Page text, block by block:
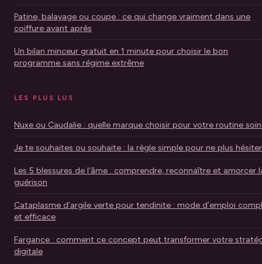
Patine, balayage ou coupe : ce qui change vraiment dans une
coiffure avant après
Un bilan minceur gratuit en 1 minute pour choisir le bon
programme sans régime extrême
LES PLUS LUS
Nuxe ou Caudalie : quelle marque choisir pour votre routine
Je te souhaites ou souhaite : la règle simple pour ne plus hésiter
Les 5 blessures de l'âme : comprendre, reconnaître et amorcer
guérison
Cataplasme d’argile verte pour tendinite : mode d’emploi
et efficace
Fargance : comment ce concept peut transformer votre
digitale